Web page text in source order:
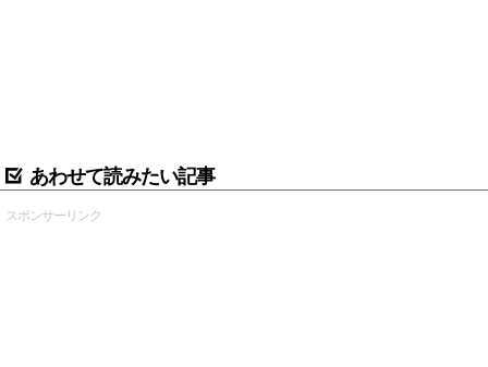
あわせて読みたい記事
スポンサーリンク